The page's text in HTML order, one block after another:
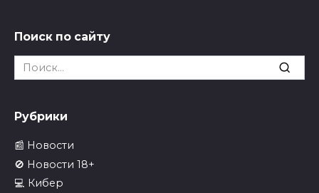
Поиск по сайту
Search
for:
Рубрики
📰 Новости
🚫 Новости 18+
💻 Кибер